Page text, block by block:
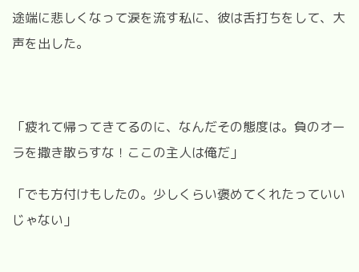
途端に悲しくなって涙を流す私に、彼は舌打ちをして、大
声を出した。
「疲れて帰ってきてるのに、なんだその態度は。負のオー
ラを撒き散らすな！ここの主人は俺だ」
「でも方付けもしたの。少しくらい褒めてくれたっていい
じゃない」